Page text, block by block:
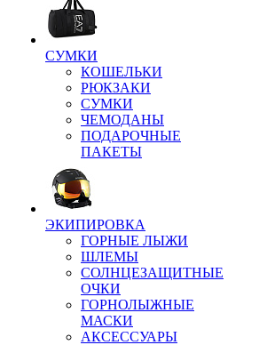
СУМКИ
КОШЕЛЬКИ
РЮКЗАКИ
СУМКИ
ЧЕМОДАНЫ
ПОДАРОЧНЫЕ
ПАКЕТЫ
ЭКИПИРОВКА
ГОРНЫЕ ЛЫЖИ
ШЛЕМЫ
СОЛНЦЕЗАЩИТНЫЕ
ОЧКИ
ГОРНОЛЫЖНЫЕ
МАСКИ
АКСЕССУАРЫ